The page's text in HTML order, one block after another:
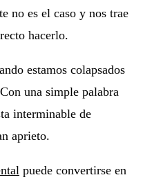
no es el caso y nos trae
hacerlo.
estamos colapsados
una simple palabra
interminable de
aprieto.
puede convertirse en